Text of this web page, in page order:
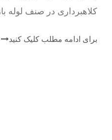
کلاهبرداری در صنف لوله
برای ادامه مطلب کلیک کنید